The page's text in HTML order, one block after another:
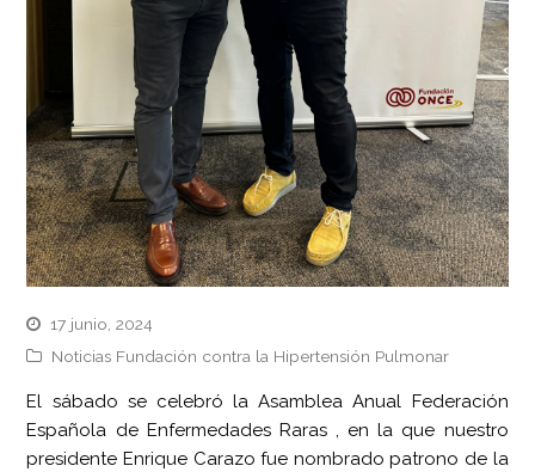
17 junio, 2024
Noticias Fundación contra la Hipertensión Pulmonar
El sábado se celebró la Asamblea Anual Federación
Española de Enfermedades Raras , en la que nuestro
presidente Enrique Carazo fue nombrado patrono de la